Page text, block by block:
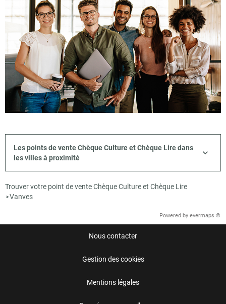
Les points de vente Chèque Culture et Chèque Lire dans
les villes à proximité
Trouver votre point de vente Chèque Culture et Chèque Lire
>Vanves
Powered by evermaps ©
Nous contacter
Gestion des cookies
Mentions légales